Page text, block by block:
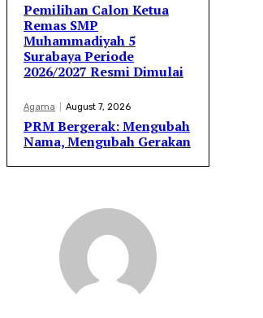
Pemilihan Calon Ketua
Remas SMP
Muhammadiyah 5
Surabaya Periode
2026/2027 Resmi Dimulai
Agama August 7, 2026
PRM Bergerak: Mengubah
Nama, Mengubah Gerakan